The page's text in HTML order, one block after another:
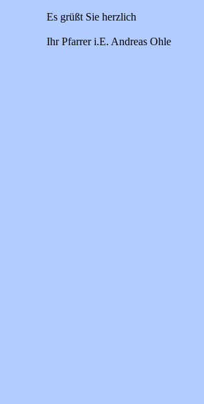
Es grüßt Sie herzlich
Ihr Pfarrer i.E. Andreas Ohle